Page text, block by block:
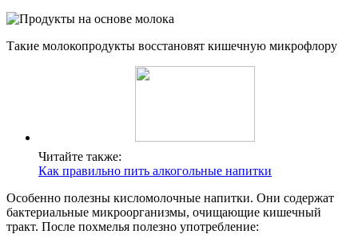
Такие молокопродукты восстановят кишечную микрофлору
Читайте также:
Как правильно пить алкогольные напитки
Особенно полезны кисломолочные напитки. Они содержат
бактериальные микроорганизмы, очищающие кишечный
тракт. После похмелья полезно употребление: